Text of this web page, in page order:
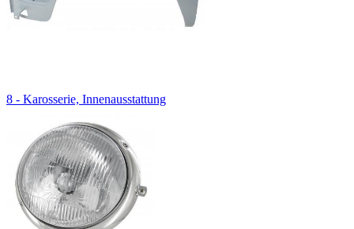
8 - Karosserie, Innenausstattung